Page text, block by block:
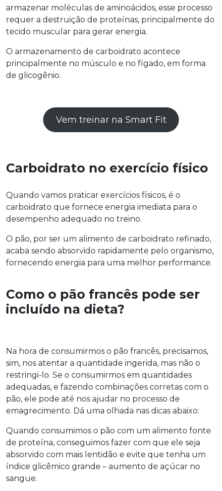
armazenar moléculas de aminoácidos, esse processo
requer a destruição de proteínas, principalmente do
tecido muscular para gerar energia.
O armazenamento de carboidrato acontece
principalmente no músculo e no fígado, em forma
de glicogênio.
Vem treinar na Smart Fit
Carboidrato no exercício físico
Quando vamos praticar exercícios físicos, é o
carboidrato que fornece energia imediata para o
desempenho adequado no treino.
O pão, por ser um alimento de carboidrato refinado,
acaba sendo absorvido rapidamente pelo organismo,
fornecendo energia para uma melhor performance.
Como o pão francês pode ser
incluído na dieta?
Na hora de consumirmos o pão francês, precisamos,
sim, nos atentar a quantidade ingerida, mas não o
restringi-lo. Se o consumirmos em quantidades
adequadas, e fazendo combinações corretas com o
pão, ele pode até nos ajudar no processo de
emagrecimento. Dá uma olhada nas dicas abaixo:
Quando consumimos o pão com um alimento fonte
de proteína, conseguimos fazer com que ele seja
absorvido com mais lentidão e evite que tenha um
índice glicêmico grande – aumento de açúcar no
sangue.